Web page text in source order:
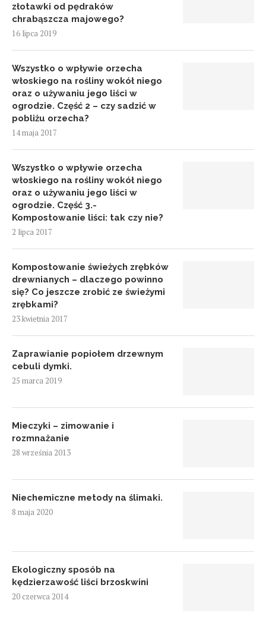
złotawki od pędraków
chrabąszcza majowego?
16 lipca 2019
Wszystko o wpływie orzecha
włoskiego na rośliny wokół niego
oraz o używaniu jego liści w
ogrodzie. Część 2 – czy sadzić w
pobliżu orzecha?
14 maja 2017
Wszystko o wpływie orzecha
włoskiego na rośliny wokół niego
oraz o używaniu jego liści w
ogrodzie. Część 3.-
Kompostowanie liści: tak czy nie?
2 lipca 2017
Kompostowanie świeżych zrębków
drewnianych – dlaczego powinno
się? Co jeszcze zrobić ze świeżymi
zrębkami?
23 kwietnia 2017
Zaprawianie popiołem drzewnym
cebuli dymki.
25 marca 2019
Mieczyki – zimowanie i
rozmnażanie
28 września 2013
Niechemiczne metody na ślimaki.
8 maja 2020
Ekologiczny sposób na
kędzierzawość liści brzoskwini
20 czerwca 2014